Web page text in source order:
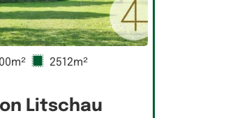
2512m²
Litschau